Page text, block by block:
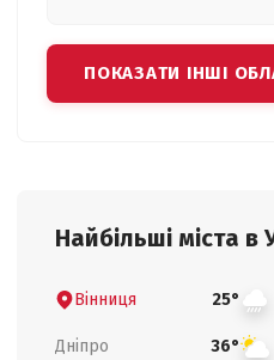
ПОКАЗАТИ ІНШІ
Найбільші міста в
Вінниця 25°
Дніпро 36°